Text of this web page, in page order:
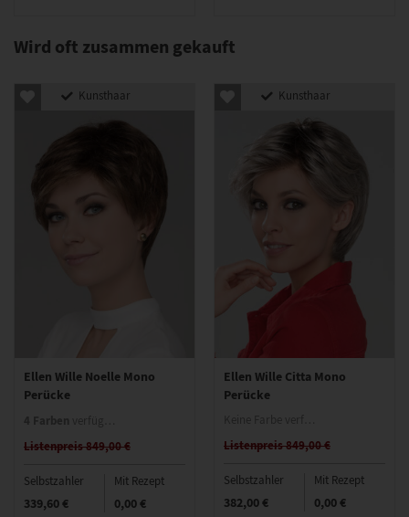
Wird oft zusammen gekauft
Kunsthaar
Ellen Wille Noelle Mono
Perücke
Listenpreis 849,00 €
Selbstzahler
339,60 €
Mit Rezept
0,00 €
Kunsthaar
Ellen Wille Citta Mono
Perücke
Listenpreis 849,00 €
Selbstzahler
382,00 €
Mit Rezept
0,00 €